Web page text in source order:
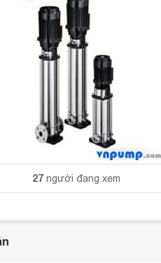
27 người đang xem